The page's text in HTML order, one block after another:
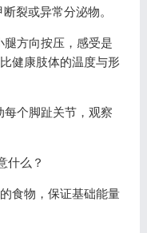
裂或异常分泌物。
腿方向按压，感受是
健康肢体的温度与形
个脚趾关节，观察
什么？
食物，保证基础能量